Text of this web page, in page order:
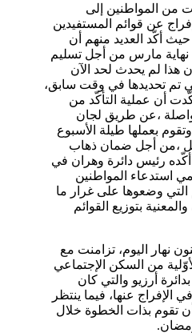
من المواطنين إلى
عن قوائم المستفيدين
أكّد العديد منهم أن
مارس من أجل تسليم
هذا لم يحدث لحد الآن
تم تحديدها في وقت سابق،
أن عملية التأكّد من
،عن طريق لجان
بعملها طيلة الأسبوع
،من أجل ضمان ذهاب
رئيس دائرة وهران في
استدعاء المواطنين
التي وضعوها على غرار ما
بتوزيع القوائم
نهار اليوم، تزامنت مع
من السكن الإجتماعي
أرزيو والتي كان
الإفراج عنها، فيما ينتظر
أن تقوم بذات الخطوة خلال
رمضان.